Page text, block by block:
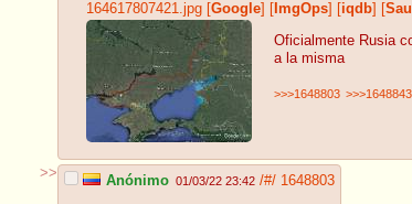
164617807421.jpg Google ImgOps iqdb
Oficialmente Rusia
a la misma
>>>1648803 >>>1648843
>> Anónimo 01/03/22 23:42 /#/ 1648803